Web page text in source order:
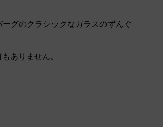
グのクラシックなガラスのずんぐ
ありません。